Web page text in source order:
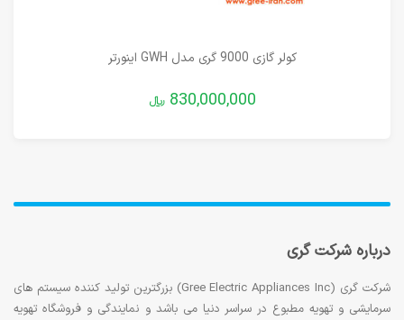
کولر گازی 9000 گری مدل GWH اینورتر
830,000,000 ﷼
درباره شرکت گری
شرکت گری (Gree Electric Appliances Inc) بزرگترین تولید کننده سیستم های
سرمایشی و تهویه مطبوع در سراسر دنیا می باشد و نمایندگی و فروشگاه تهویه